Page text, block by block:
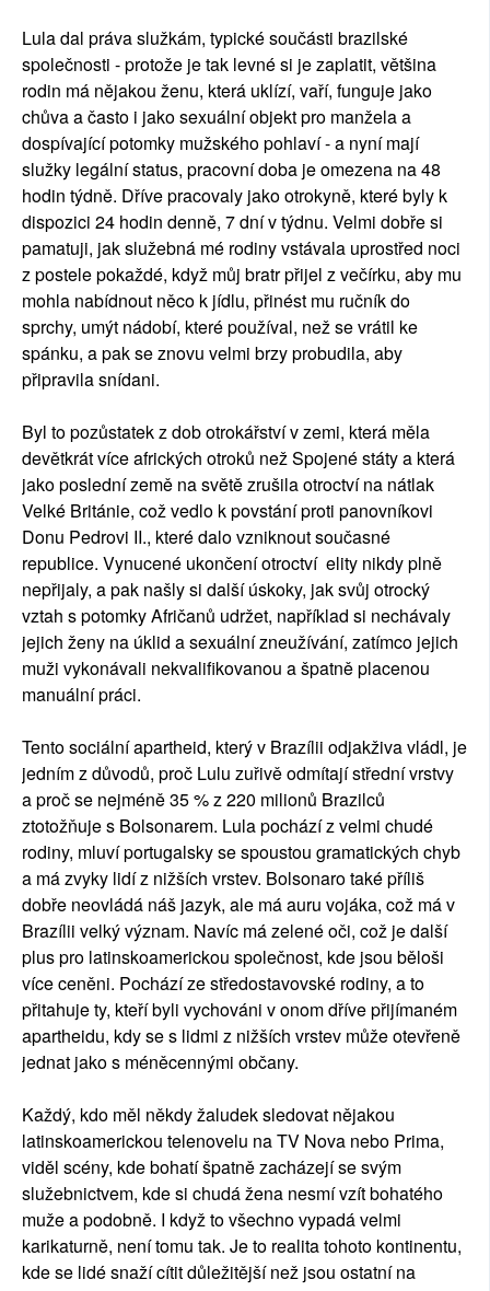
Lula dal práva služkám, typické součásti brazilské
společnosti - protože je tak levné si je zaplatit, většina
rodin má nějakou ženu, která uklízí, vaří, funguje jako
chůva a často i jako sexuální objekt pro manžela a
dospívající potomky mužského pohlaví - a nyní mají
služky legální status, pracovní doba je omezena na 48
hodin týdně. Dříve pracovaly jako otrokyně, které byly k
dispozici 24 hodin denně, 7 dní v týdnu. Velmi dobře si
pamatuji, jak služebná mé rodiny vstávala uprostřed noci
z postele pokaždé, když můj bratr přijel z večírku, aby mu
mohla nabídnout něco k jídlu, přinést mu ručník do
sprchy, umýt nádobí, které používal, než se vrátil ke
spánku, a pak se znovu velmi brzy probudila, aby
připravila snídani.
Byl to pozůstatek z dob otrokářství v zemi, která měla
devětkrát více afrických otroků než Spojené státy a která
jako poslední země na světě zrušila otroctví na nátlak
Velké Británie, což vedlo k povstání proti panovníkovi
Donu Pedrovi II., které dalo vzniknout současné
republice. Vynucené ukončení otroctví elity nikdy plně
nepřijaly, a pak našly si další úskoky, jak svůj otrocký
vztah s potomky Afričanů udržet, například si nechávaly
jejich ženy na úklid a sexuální zneužívání, zatímco jejich
muži vykonávali nekvalifikovanou a špatně placenou
manuální práci.
Tento sociální apartheid, který v Brazílii odjakživa vládl, je
jedním z důvodů, proč Lulu zuřivě odmítají střední vrstvy
a proč se nejméně 35 % z 220 milionů Brazilců
ztotožňuje s Bolsonarem. Lula pochází z velmi chudé
rodiny, mluví portugalsky se spoustou gramatických chyb
a má zvyky lidí z nižších vrstev. Bolsonaro také příliš
dobře neovládá náš jazyk, ale má auru vojáka, což má v
Brazílii velký význam. Navíc má zelené oči, což je další
plus pro latinskoamerickou společnost, kde jsou běloši
více ceněni. Pochází ze středostavovské rodiny, a to
přitahuje ty, kteří byli vychováni v onom dříve přijímaném
apartheidu, kdy se s lidmi z nižších vrstev může otevřeně
jednat jako s méněcennými občany.
Každý, kdo měl někdy žaludek sledovat nějakou
latinskoamerickou telenovelu na TV Nova nebo Prima,
viděl scény, kde bohatí špatně zacházejí se svým
služebnictvem, kde si chudá žena nesmí vzít bohatého
muže a podobně. I když to všechno vypadá velmi
karikaturně, není tomu tak. Je to realita tohoto kontinentu,
kde se lidé snaží cítit důležitější než jsou ostatní na